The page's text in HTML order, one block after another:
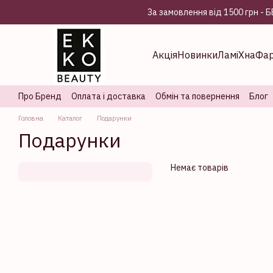
За замовлення від 1500
АкціяНовинкиЛаміХна
Про Бренд Оплата і доставка Обмін та повернення Блог
Головна Каталог Подарунки
Подарунки
Немає товарів